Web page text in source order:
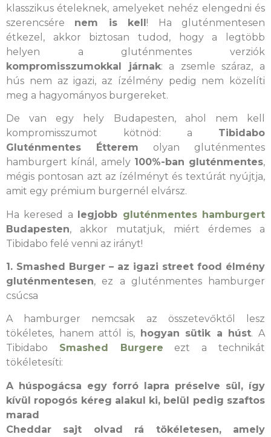
klasszikus ételeknek, amelyeket nehéz elengedni és
szerencsére nem is kell! Ha gluténmentesen
étkezel, akkor biztosan tudod, hogy a legtöbb
helyen a gluténmentes verziók
kompromisszumokkal járnak: a zsemle száraz, a
hús nem az igazi, az ízélmény pedig nem közelíti
meg a hagyományos burgereket.
De van egy hely Budapesten, ahol nem kell
kompromisszumot kötnöd: a Tibidabo
Gluténmentes Étterem olyan gluténmentes
hamburgert kínál, amely 100%-ban gluténmentes,
mégis pontosan azt az ízélményt és textúrát nyújtja,
amit egy prémium burgernél elvársz.
Ha keresed a legjobb gluténmentes hamburgert
Budapesten, akkor mutatjuk, miért érdemes a
Tibidabo felé venni az irányt!
1. Smashed Burger – az igazi street food élmény
gluténmentesen, ez a gluténmentes hamburger
csúcsa
A hamburger nemcsak az összetevőktől lesz
tökéletes, hanem attól is,
hogyan sütik a húst. A
Tibidabo Smashed Burgere ezt a technikát
tökéletesíti:
A húspogácsa egy forró lapra préselve sül, így
kívül ropogós kéreg alakul ki, belül pedig szaftos
marad
Cheddar sajt olvad rá tökéletesen, amely